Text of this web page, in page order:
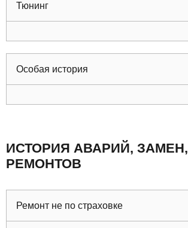
Тюнинг
Особая история
ИСТОРИЯ АВАРИЙ, ЗАМЕН,
РЕМОНТОВ
Ремонт не по страховке